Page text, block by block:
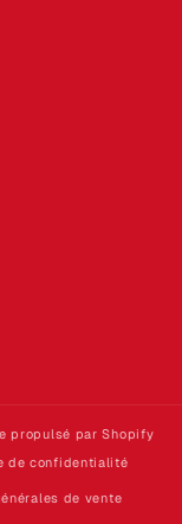
propulsé par Shopify
de confidentialité
de vente